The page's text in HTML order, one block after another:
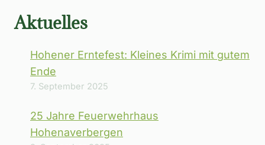
Aktuelles
Hohener Erntefest: Kleines Krimi mit gutem
Ende
7. September 2025
25 Jahre Feuerwehrhaus
Hohenaverbergen